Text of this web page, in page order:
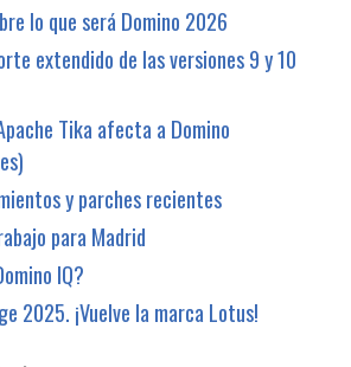
lo que será Domino 2026
extendido de las versiones 9 y 10
Tika afecta a Domino
y parches recientes
para Madrid
IQ?
2025. ¡Vuelve la marca Lotus!